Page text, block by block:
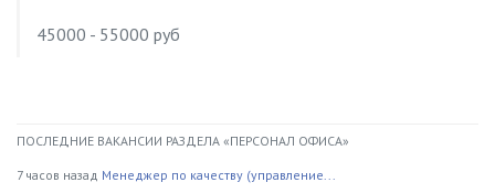
45000 - 55000 руб
ПОСЛЕДНИЕ ВАКАНСИИ РАЗДЕЛА «ПЕРСОНАЛ ОФИСА»
7 часов назад Менеджер по качеству (управление...